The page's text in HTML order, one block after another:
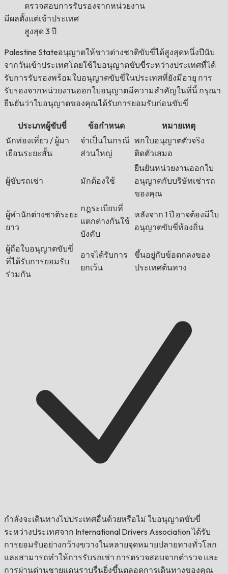
ตรวจสอบการรับรองจากหน่วยงาน
มีผลตั้งแต่เข้าประเทศ
สูงสุด 3 ปี
Palestine Stateอนุญาตให้ชาวต่างชาติขับขี่ได้สูงสุดหนึ่งปีนับ
จากวันเข้าประเทศโดยใช้ใบอนุญาตขับขี่ระหว่างประเทศที่ได้
รับการรับรองพร้อมใบอนุญาตขับขี่ในประเทศที่ยังมีอายุ การ
รับรองจากหน่วยงานออกใบอนุญาตมีความสำคัญในที่นี้ กรุณา
ยืนยันว่าใบอนุญาตของคุณได้รับการยอมรับก่อนขับขี่
ประเภทผู้ขับขี่ ข้อกำหนด
หมายเหตุ
นักท่องเที่ยว / ผู้มา
เยือนระยะสั้น
จำเป็นในกรณี
ส่วนใหญ่
พกใบอนุญาตตัวจริง
ติดตัวเสมอ
ผู้ขับรถเช่า มักต้องใช้
ยืนยันหน่วยงานออกใบ
อนุญาตกับบริษัทเช่ารถ
ของคุณ
ผู้พำนักต่างชาติระยะ
ยาว
กฎระเบียบที่
แตกต่างกันใช้
บังคับ
หลังจาก 1 ปี อาจต้องมีใบ
อนุญาตขับขี่ท้องถิ่น
ผู้ถือใบอนุญาตขับขี่
ที่ได้รับการยอมรับ
ร่วมกัน
อาจได้รับการ
ยกเว้น
ขึ้นอยู่กับข้อตกลงของ
ประเทศต้นทาง
กำลังจะเดินทางไปประเทศอื่นด้วยหรือไม่ ใบอนุญาตขับขี่
ระหว่างประเทศจาก International Drivers Association ได้รับ
การยอมรับอย่างกว้างขวางในหลายจุดหมายปลายทางทั่วโลก
และสามารถทำให้การรับรถเช่า การตรวจสอบจากตำรวจ และ
การผ่านด่านชายแดนราบรื่นยิ่งขึ้นตลอดการเดินทางของคุณ